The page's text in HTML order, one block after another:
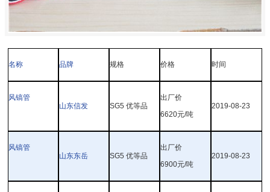
名称 品牌 规格 价格 时间
风镐管
山东信发
SG5优等品
出厂价
6620元/吨
2019-08-23
风镐管
山东东岳
SG5优等品
出厂价
6900元/吨
2019-08-23